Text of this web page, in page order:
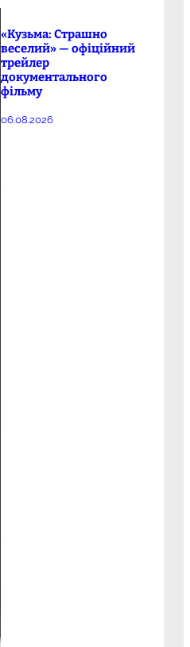
«Кузьма: Страшно
веселий» — офіційний
трейлер
документального
фільму
06.08.2026